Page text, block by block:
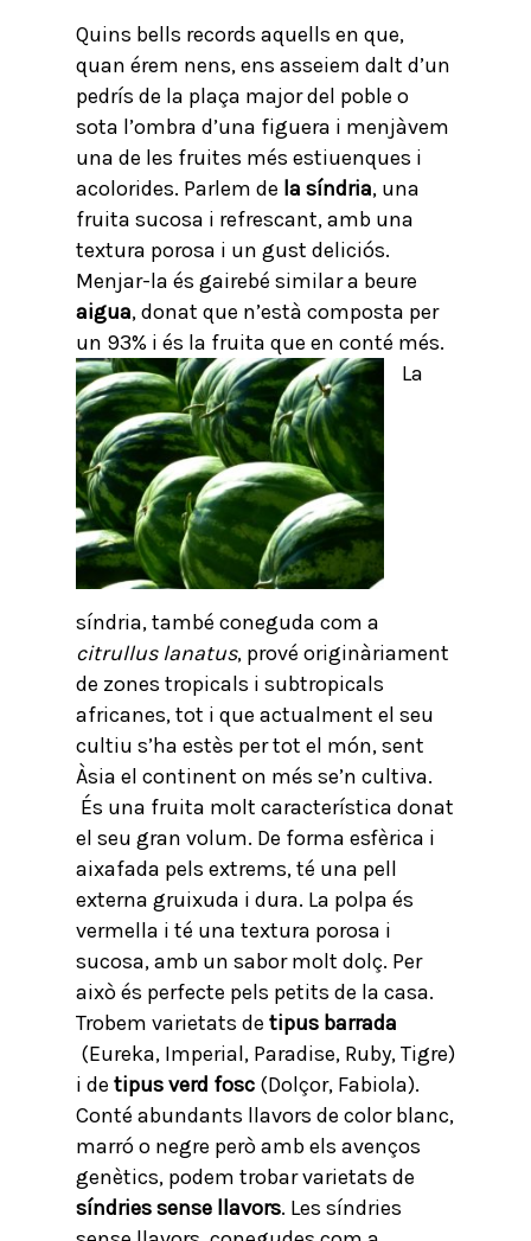
Quins bells records aquells en que,
quan érem nens, ens asseiem dalt d’un
pedrís de la plaça major del poble o
sota l’ombra d’una figuera i menjàvem
una de les fruites més estiuenques i
acolorides. Parlem de la síndria, una
fruita sucosa i refrescant, amb una
textura porosa i un gust deliciós.
Menjar-la és gairebé similar a beure
aigua, donat que n’està composta per
un 93% i és la fruita que en conté més.
La
síndria, també coneguda com a
citrullus lanatus, prové originàriament
de zones tropicals i subtropicals
africanes, tot i que actualment el seu
cultiu s’ha estès per tot el món, sent
Àsia el continent on més se’n cultiva.
És una fruita molt característica donat
el seu gran volum. De forma esfèrica i
aixafada pels extrems, té una pell
externa gruixuda i dura. La polpa és
vermella i té una textura porosa i
sucosa, amb un sabor molt dolç. Per
això és perfecte pels petits de la casa.
Trobem varietats de tipus barrada
(Eureka, Imperial, Paradise, Ruby, Tigre)
i de tipus verd fosc (Dolçor, Fabiola).
Conté abundants llavors de color blanc,
marró o negre però amb els avenços
genètics, podem trobar varietats de
síndries sense llavors. Les síndries